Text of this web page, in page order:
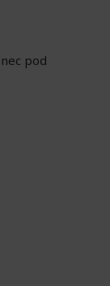
pod